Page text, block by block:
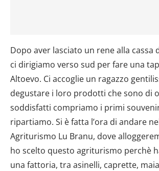
Dopo aver lasciato un rene alla cassa
ci dirigiamo verso sud per fare una
Altoevo. Ci accoglie un ragazzo
degustare i loro prodotti che sono di
soddisfatti compriamo i primi
ripartiamo. Si è fatta l’ora di andare
Agriturismo Lu Branu, dove
ho scelto questo agriturismo perchè
una fattoria, tra asinelli, caprette,